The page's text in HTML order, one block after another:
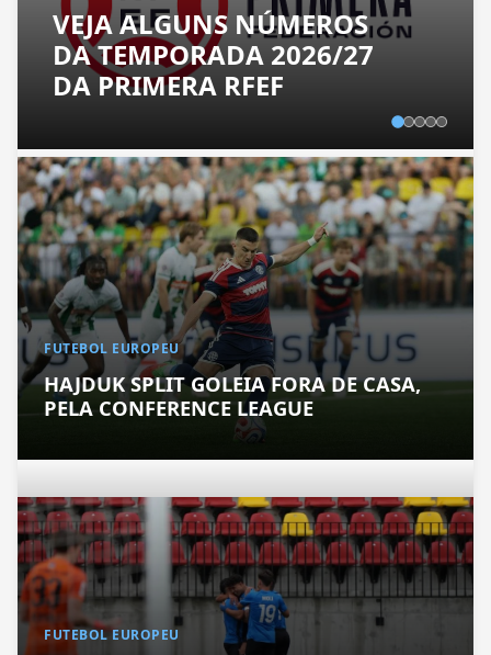
VEJA ALGUNS NÚMEROS
DA TEMPORADA 2026/27
DA PRIMERA RFEF
FUTEBOL EUROPEU
HAJDUK SPLIT GOLEIA FORA DE CASA,
PELA CONFERENCE LEAGUE
FUTEBOL EUROPEU